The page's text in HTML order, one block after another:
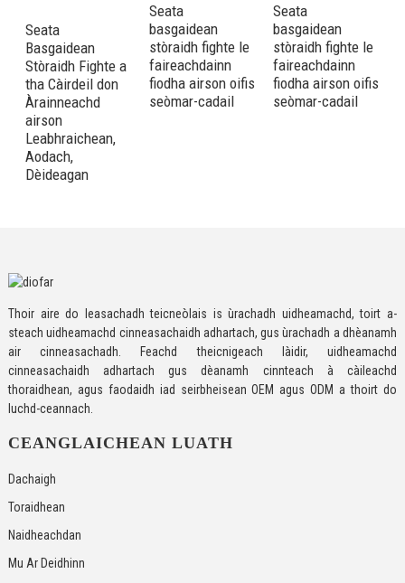
Seata
Basgaidean
Stòraidh Fighte a
tha Càirdeil don
Àrainneachd
airson
Leabhraichean,
Aodach,
Dèideagan
Seata
basgaidean
stòraidh fighte le
faireachdainn
fiodha airson oifis
seòmar-cadail
Seata
basgaidean
stòraidh fighte le
faireachdainn
fiodha airson oifis
seòmar-cadail
Thoir aire do leasachadh teicneòlais is ùrachadh uidheamachd, toirt a-
steach uidheamachd cinneasachaidh adhartach, gus ùrachadh a dhèanamh
air cinneasachadh. Feachd theicnigeach làidir, uidheamachd
cinneasachaidh adhartach gus dèanamh cinnteach à càileachd
thoraidhean, agus faodaidh iad seirbheisean OEM agus ODM a thoirt do
luchd-ceannach.
CEANGLAICHEAN LUATH
Dachaigh
Toraidhean
Naidheachdan
Mu Ar Deidhinn